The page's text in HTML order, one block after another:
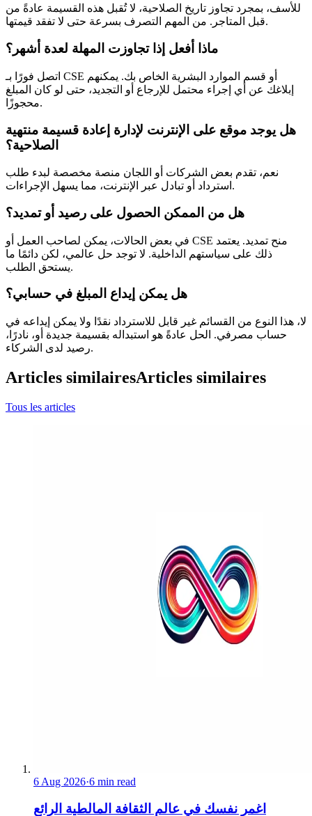
للأسف، بمجرد تجاوز تاريخ الصلاحية، لا تُقبل هذه القسيمة عادةً من
قبل المتاجر. من المهم التصرف بسرعة حتى لا تفقد قيمتها.
ماذا أفعل إذا تجاوزت المهلة لعدة أشهر؟
اتصل فورًا بـ CSE أو قسم الموارد البشرية الخاص بك. يمكنهم
إبلاغك عن أي إجراء محتمل للإرجاع أو التجديد، حتى لو كان المبلغ
محجوزًا.
هل يوجد موقع على الإنترنت لإدارة إعادة قسيمة منتهية
الصلاحية؟
نعم، تقدم بعض الشركات أو اللجان منصة مخصصة لبدء طلب
استرداد أو تبادل عبر الإنترنت، مما يسهل الإجراءات.
هل من الممكن الحصول على رصيد أو تمديد؟
في بعض الحالات، يمكن لصاحب العمل أو CSE منح تمديد. يعتمد
ذلك على سياستهم الداخلية. لا توجد حل عالمي، لكن دائمًا ما
يستحق الطلب.
هل يمكن إيداع المبلغ في حسابي؟
لا، هذا النوع من القسائم غير قابل للاسترداد نقدًا ولا يمكن إيداعه في
حساب مصرفي. الحل عادةً هو استبداله بقسيمة جديدة أو، نادرًا،
رصيد لدى الشركاء.
Articles similairesArticles similaires
Tous les articles
6 Aug 2026·6 min read
اغمر نفسك في عالم الثقافة المالطية الرائع